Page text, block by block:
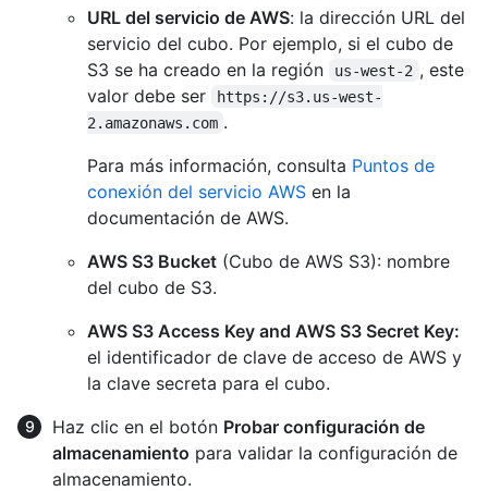
URL del servicio de AWS: la dirección URL del
servicio del cubo. Por ejemplo, si el cubo de
S3 se ha creado en la región
us-west-2 , este
valor debe ser
https://s3.us-west-
2.amazonaws.com .
Para más información, consulta Puntos de
conexión del servicio AWS en la
documentación de AWS.
AWS S3 Bucket (Cubo de AWS S3): nombre
del cubo de S3.
AWS S3 Access Key and AWS S3 Secret Key:
el identificador de clave de acceso de AWS y
la clave secreta para el cubo.
Haz clic en el botón Probar configuración de
almacenamiento para validar la configuración de
almacenamiento.